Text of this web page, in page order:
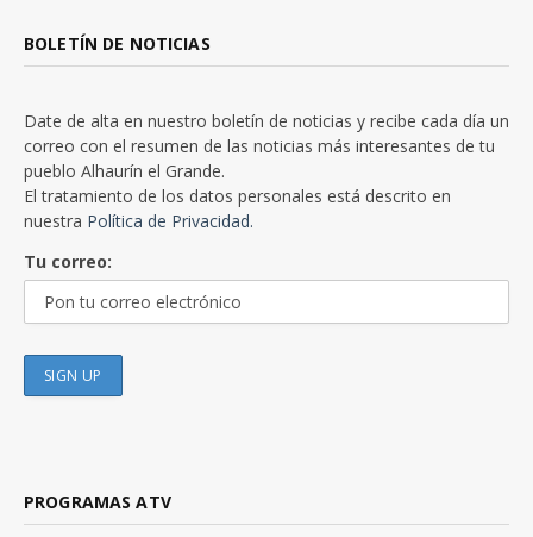
BOLETÍN DE NOTICIAS
Date de alta en nuestro boletín de noticias y recibe cada día un
correo con el resumen de las noticias más interesantes de tu
pueblo Alhaurín el Grande.
El tratamiento de los datos personales está descrito en
nuestra Política de Privacidad.
Tu correo:
PROGRAMAS ATV